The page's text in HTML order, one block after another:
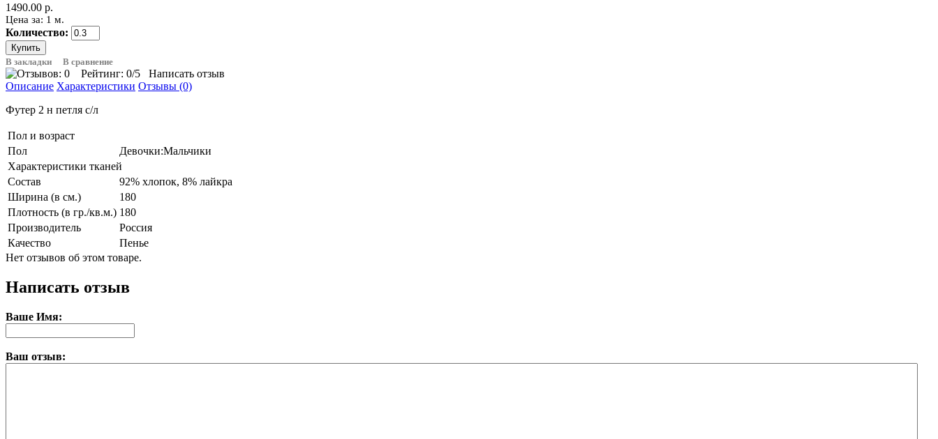
1490.00 р.
Цена за: 1 м.
Количество:
В закладки В сравнение
Рейтинг: 0/5
Написать отзыв
Описание Характеристики Отзывы (0)
Футер 2 н петля с/л
Пол и возраст
Пол
Девочки:Мальчики
Характеристики тканей
Состав
92% хлопок, 8% лайкра
Ширина (в см.)
180
Плотность (в гр./кв.м.) 180
Производитель
Россия
Качество
Пенье
Нет отзывов об этом товаре.
Написать отзыв
Ваше Имя:
Ваш отзыв: